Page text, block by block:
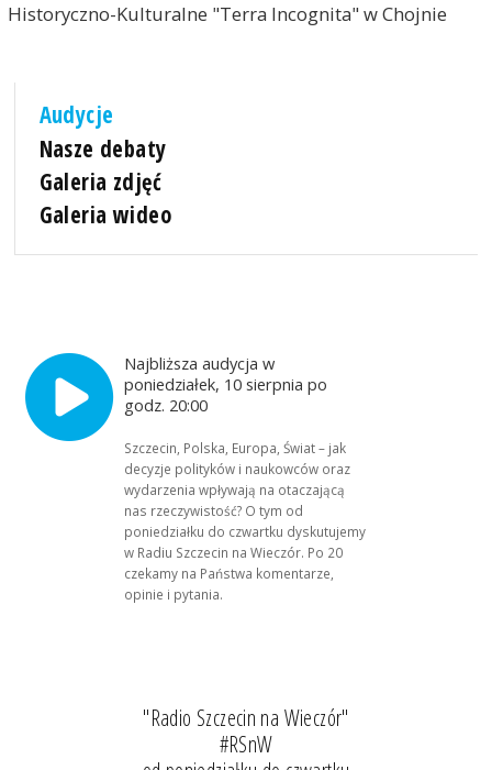
Historyczno-Kulturalne "Terra Incognita" w Chojnie
Audycje
Nasze debaty
Galeria zdjęć
Galeria wideo
Najbliższa audycja w
poniedziałek, 10 sierpnia po
godz. 20:00
Szczecin, Polska, Europa, Świat – jak
decyzje polityków i naukowców oraz
wydarzenia wpływają na otaczającą
nas rzeczywistość? O tym od
poniedziałku do czwartku dyskutujemy
w Radiu Szczecin na Wieczór. Po 20
czekamy na Państwa komentarze,
opinie i pytania.
"Radio Szczecin na Wieczór"
#RSnW